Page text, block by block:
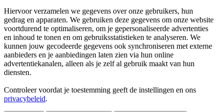
Hiervoor verzamelen we gegevens over onze gebruikers, hun
gedrag en apparaten. We gebruiken deze gegevens om onze website
voortdurend te optimaliseren, om je gepersonaliseerde advertenties
en inhoud te tonen en om gebruiksstatistieken te analyseren. We
kunnen jouw gecodeerde gegevens ook synchroniseren met externe
aanbieders en je aanbiedingen laten zien via hun online
advertentiekanalen, alleen als je zelf al gebruik maakt van hun
diensten.
Controleer voordat je toestemming geeft de instellingen en ons
privacybeleid.